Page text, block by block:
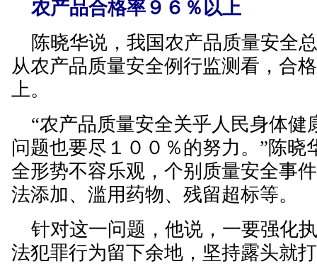
农产品合格率９６％以上
陈晓华说，我国农产品质量安全
从农产品质量安全例行监测看，合
上。
“农产品质量安全关乎人民身体健
问题也要尽１００％的努力。”陈晓
全形势不容乐观，个别质量安全事
法添加、滥用药物、残留超标等。
针对这一问题，他说，一要强化
法犯罪行为留下余地，坚持露头就